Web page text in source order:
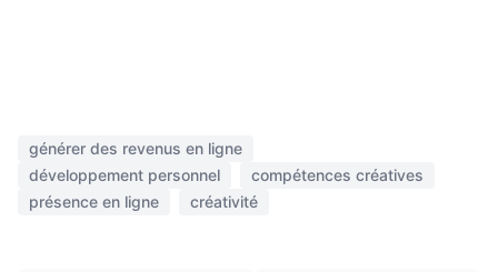
générer des revenus en ligne
développement personnel
compétences créatives
présence en ligne
créativité